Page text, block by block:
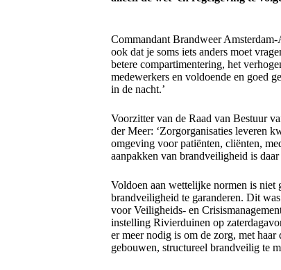
Commandant Brandweer
ook dat je soms iets anders moet
betere compartimentering, het
medewerkers en voldoende en goed
in de nacht.’
Voorzitter van de Raad van Bestuur
der Meer: ‘Zorgorganisaties leveren
omgeving voor patiënten, cliënten,
aanpakken van brandveiligheid is
Voldoen aan wettelijke normen is niet
brandveiligheid te garanderen. Dit
voor Veiligheids- en
instelling Rivierduinen op
er meer nodig is om de zorg, met
gebouwen, structureel brandveilig te